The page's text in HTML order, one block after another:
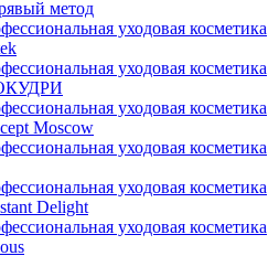
метод
уходовая косметика
уходовая косметика
уходовая косметика
Moscow
уходовая косметика
уходовая косметика
Delight
уходовая косметика